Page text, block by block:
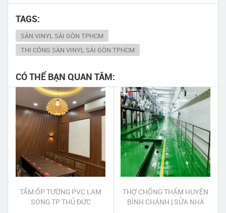
TAGS:
SÀN VINYL SÀI GÒN TPHCM
THI CÔNG SÀN VINYL SÀI GÒN TPHCM
CÓ THỂ BẠN QUAN TÂM:
TẤM ỐP TƯỜNG PVC LAM
SÓNG TP THỦ ĐỨC
THỢ CHỐNG THẤM HUYỆN
BÌNH CHÁNH | SỬA NHÀ